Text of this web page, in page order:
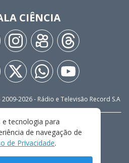
CIÊNCIA
2026- Rádio e Televisão Record S.A
CONOSCO
PRIVACIDADE
DE USO
tecnologia para
de navegação de
de Privacidade.